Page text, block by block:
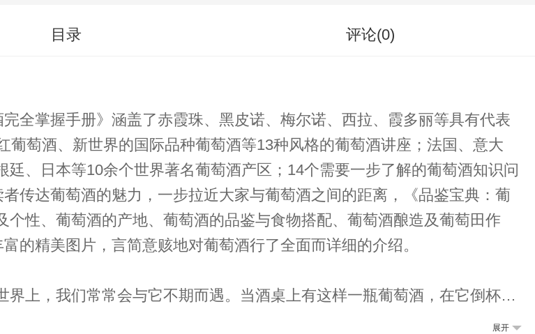
目录 评论(0)
全掌握手册》涵盖了赤霞珠、黑皮诺、梅尔诺、西拉、霞多丽等具有代表
萄酒、新世界的国际品种葡萄酒等13种风格的葡萄酒讲座；法国、意大
、日本等10余个世界著名葡萄酒产区；14个需要一步了解的葡萄酒知识问
达葡萄酒的魅力，一步拉近大家与葡萄酒之间的距离，《品鉴宝典：葡
性、葡萄酒的产地、葡萄酒的品鉴与食物搭配、葡萄酒酿造及葡萄田作
的精美图片，言简意赅地对葡萄酒行了全面而详细的介绍。
上，我们常常会与它不期而遇。当酒桌上有这样一瓶葡萄酒，在它倒杯中
对葡萄酒的期待，心情也格外地兴奋，汇聚一堂，怀畅饮，还可以与世界
展开